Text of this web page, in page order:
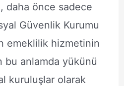
daha önce sadece
Güvenlik Kurumu
emeklilik hizmetinin
bu anlamda yükünü
kuruluşlar olarak